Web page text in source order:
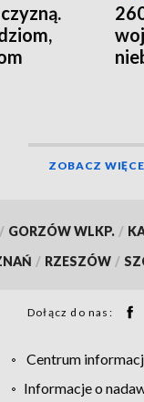
ZOBACZ
/ GORZÓW WLKP. /
/ RZESZÓW /
Dołącz do nas:
Centrum
Informacje o